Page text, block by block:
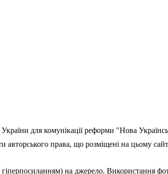
України для комунікації реформи "Нова
права, що розміщені на цьому
на джерело. Використання